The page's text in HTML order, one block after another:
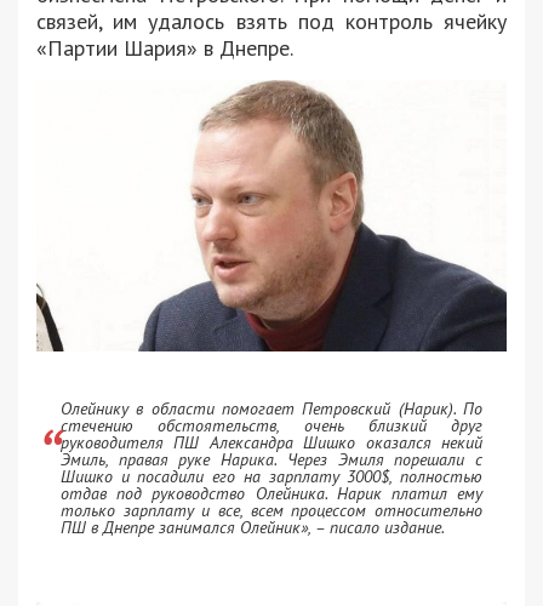
связей, им удалось взять под контроль ячейку
«Партии Шария» в Днепре.
Олейнику в области помогает Петровский (Нарик). По
стечению обстоятельств, очень близкий друг
руководителя ПШ Александра Шишко оказался некий
Эмиль, правая руке Нарика. Через Эмиля порешали с
Шишко и посадили его на зарплату 3000$, полностью
отдав под руководство Олейника. Нарик платил ему
только зарплату и все, всем процессом относительно
ПШ в Днепре занимался Олейник», – писало издание.